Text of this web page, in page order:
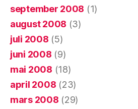
september 2008 (1)
august 2008 (3)
juli 2008 (5)
juni 2008 (9)
mai 2008 (18)
april 2008 (23)
mars 2008 (29)